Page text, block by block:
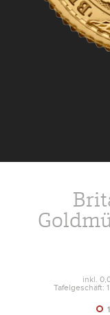
inkl.
Tafelgeschäft: